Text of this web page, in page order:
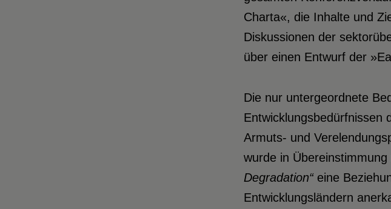
Charta«, die Inhalte und
Diskussionen der
über einen Entwurf der
Die nur untergeordnete
Entwicklungsbedürfnissen
Armuts- und
wurde in
Degradation“eine
Entwicklungsländern